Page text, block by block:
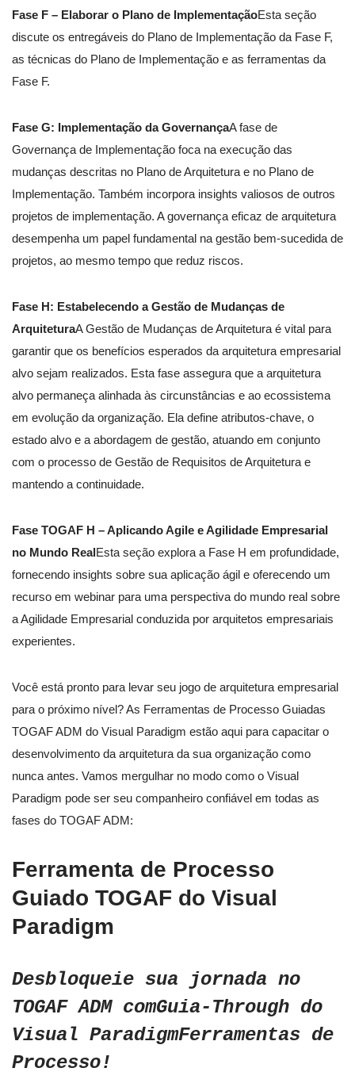
Fase F – Elaborar o Plano de ImplementaçãoEsta seção
discute os entregáveis do Plano de Implementação da Fase F,
as técnicas do Plano de Implementação e as ferramentas da
Fase F.
Fase G: Implementação da GovernançaA fase de
Governança de Implementação foca na execução das
mudanças descritas no Plano de Arquitetura e no Plano de
Implementação. Também incorpora insights valiosos de outros
projetos de implementação. A governança eficaz de arquitetura
desempenha um papel fundamental na gestão bem-sucedida de
projetos, ao mesmo tempo que reduz riscos.
Fase H: Estabelecendo a Gestão de Mudanças de
ArquiteturaA Gestão de Mudanças de Arquitetura é vital para
garantir que os benefícios esperados da arquitetura empresarial
alvo sejam realizados. Esta fase assegura que a arquitetura
alvo permaneça alinhada às circunstâncias e ao ecossistema
em evolução da organização. Ela define atributos-chave, o
estado alvo e a abordagem de gestão, atuando em conjunto
com o processo de Gestão de Requisitos de Arquitetura e
mantendo a continuidade.
Fase TOGAF H – Aplicando Agile e Agilidade Empresarial
no Mundo RealEsta seção explora a Fase H em profundidade,
fornecendo insights sobre sua aplicação ágil e oferecendo um
recurso em webinar para uma perspectiva do mundo real sobre
a Agilidade Empresarial conduzida por arquitetos empresariais
experientes.
Você está pronto para levar seu jogo de arquitetura empresarial
para o próximo nível? As Ferramentas de Processo Guiadas
TOGAF ADM do Visual Paradigm estão aqui para capacitar o
desenvolvimento da arquitetura da sua organização como
nunca antes. Vamos mergulhar no modo como o Visual
Paradigm pode ser seu companheiro confiável em todas as
fases do TOGAF ADM:
Ferramenta de Processo
Guiado TOGAF do Visual
Paradigm
Desbloqueie sua jornada no
TOGAF ADM comGuia-Through do
Visual ParadigmFerramentas de
Processo!